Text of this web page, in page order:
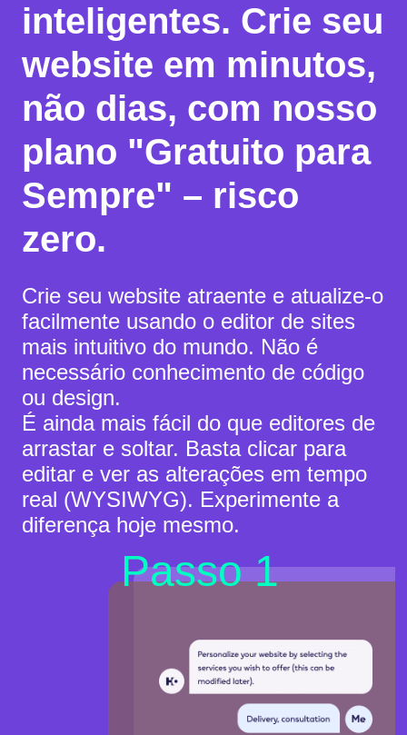
inteligentes. Crie seu
website em minutos,
não dias, com nosso
plano "Gratuito para
Sempre" – risco
zero.
Crie seu website atraente e atualize-o
facilmente usando o editor de sites
mais intuitivo do mundo. Não é
necessário conhecimento de código
ou design.
É ainda mais fácil do que editores de
arrastar e soltar. Basta clicar para
editar e ver as alterações em tempo
real (WYSIWYG). Experimente a
diferença hoje mesmo.
Passo 1